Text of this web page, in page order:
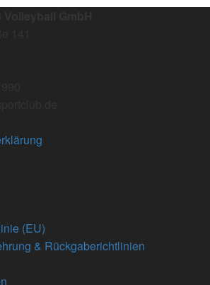
(EU)
& Rückgaberichtlinien